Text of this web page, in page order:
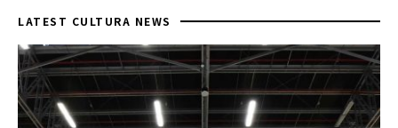
LATEST CULTURA NEWS